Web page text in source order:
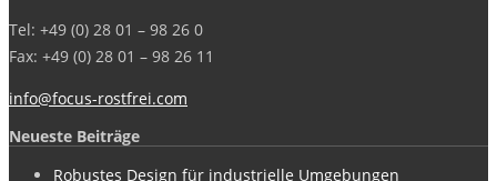
Tel: +49 (0) 28 01 – 98 26 0
Fax: +49 (0) 28 01 – 98 26 11
info@focus-rostfrei.com
Neueste Beiträge
Robustes Design für industrielle Umgebungen